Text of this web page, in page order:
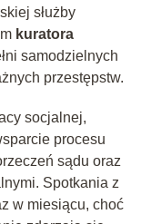
służby
kuratora
samodzielnych
przestępstw.
socjalnej,
procesu
sądu oraz
Spotkania z
w miesiącu, choć